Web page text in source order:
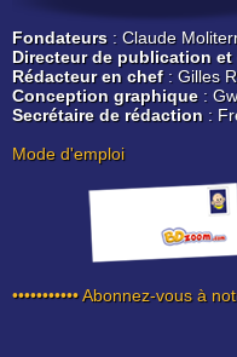
Fondateurs : Claude
Directeur de publication
Rédacteur en chef: Gilles
Conception graphique:
Secrétaire de rédaction :
Mode d'emploi
••••••••••• Abonnez-vous à